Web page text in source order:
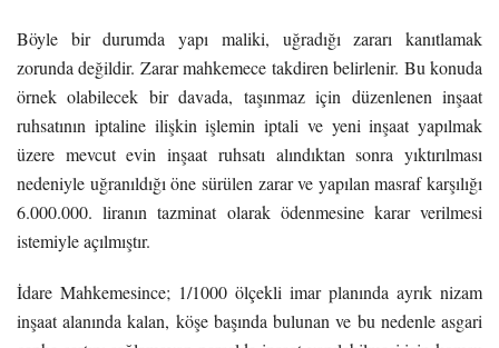
Böyle bir durumda yapı maliki, uğradığı zararı kanıtlamak
zorunda değildir. Zarar mahkemece takdiren belirlenir. Bu konuda
örnek olabilecek bir davada, taşınmaz için düzenlenen inşaat
ruhsatının iptaline ilişkin işlemin iptali ve yeni inşaat yapılmak
üzere mevcut evin inşaat ruhsatı alındıktan sonra yıktırılması
nedeniyle uğranıldığı öne sürülen zarar ve yapılan masraf karşılığı
6.000.000. liranın tazminat olarak ödenmesine karar verilmesi
istemiyle açılmıştır.
İdare Mahkemesince; 1/1000 ölçekli imar planında ayrık nizam
inşaat alanında kalan, köşe başında bulunan ve bu nedenle asgari